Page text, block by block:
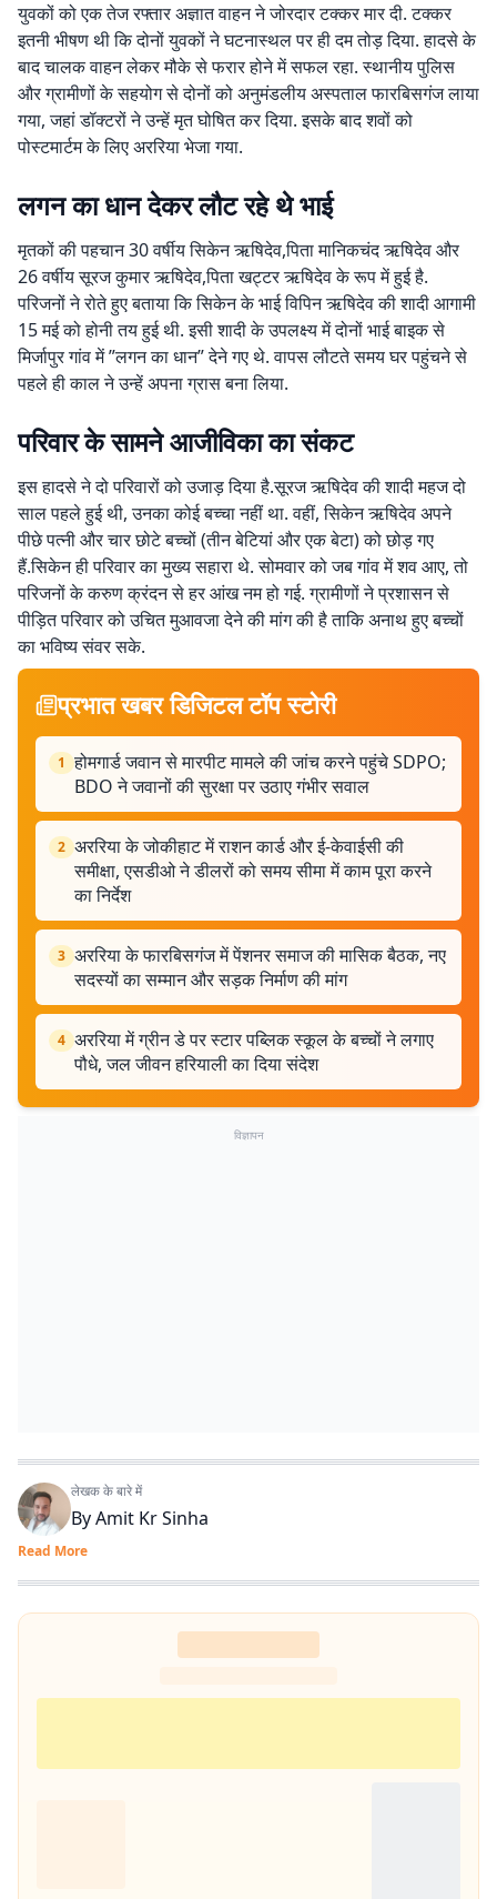
युवकों को एक तेज रफ्तार अज्ञात वाहन ने जोरदार टक्कर मार दी. टक्कर
इतनी भीषण थी कि दोनों युवकों ने घटनास्थल पर ही दम तोड़ दिया. हादसे के
बाद चालक वाहन लेकर मौके से फरार होने में सफल रहा. स्थानीय पुलिस
और ग्रामीणों के सहयोग से दोनों को अनुमंडलीय अस्पताल फारबिसगंज लाया
गया, जहां डॉक्टरों ने उन्हें मृत घोषित कर दिया. इसके बाद शवों को
पोस्टमार्टम के लिए अररिया भेजा गया.
लगन का धान देकर लौट रहे थे भाई
मृतकों की पहचान 30 वर्षीय सिकेन ऋषिदेव,पिता मानिकचंद ऋषिदेव और
26 वर्षीय सूरज कुमार ऋषिदेव,पिता खट्टर ऋषिदेव के रूप में हुई है.
परिजनों ने रोते हुए बताया कि सिकेन के भाई विपिन ऋषिदेव की शादी आगामी
15 मई को होनी तय हुई थी. इसी शादी के उपलक्ष्य में दोनों भाई बाइक से
मिर्जापुर गांव में ”लगन का धान” देने गए थे. वापस लौटते समय घर पहुंचने से
पहले ही काल ने उन्हें अपना ग्रास बना लिया.
परिवार के सामने आजीविका का संकट
इस हादसे ने दो परिवारों को उजाड़ दिया है.सूरज ऋषिदेव की शादी महज दो
साल पहले हुई थी, उनका कोई बच्चा नहीं था. वहीं, सिकेन ऋषिदेव अपने
पीछे पत्नी और चार छोटे बच्चों (तीन बेटियां और एक बेटा) को छोड़ गए
हैं.सिकेन ही परिवार का मुख्य सहारा थे. सोमवार को जब गांव में शव आए, तो
परिजनों के करुण क्रंदन से हर आंख नम हो गई. ग्रामीणों ने प्रशासन से
पीड़ित परिवार को उचित मुआवजा देने की मांग की है ताकि अनाथ हुए बच्चों
का भविष्य संवर सके.
प्रभात खबर डिजिटल टॉप स्टोरी
1 होमगार्ड जवान से मारपीट मामले की जांच करने पहुंचे SDPO;
BDO ने जवानों की सुरक्षा पर उठाए गंभीर सवाल
2 अररिया के जोकीहाट में राशन कार्ड और ई-केवाईसी की
समीक्षा, एसडीओ ने डीलरों को समय सीमा में काम पूरा करने
का निर्देश
3 अररिया के फारबिसगंज में पेंशनर समाज की मासिक बैठक, नए
सदस्यों का सम्मान और सड़क निर्माण की मांग
4 अररिया में ग्रीन डे पर स्टार पब्लिक स्कूल के बच्चों ने लगाए
पौधे, जल जीवन हरियाली का दिया संदेश
विज्ञापन
लेखक के बारे में
ByAmit Kr Sinha
Read More